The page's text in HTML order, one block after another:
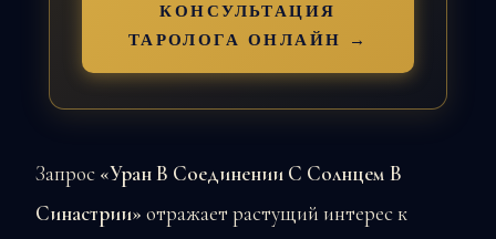
КОНСУЛЬТАЦИЯ
ТАРОЛОГА ОНЛАЙН →
Запрос «Уран В Соединении С Солнцем В
Синастрии» отражает растущий интерес к